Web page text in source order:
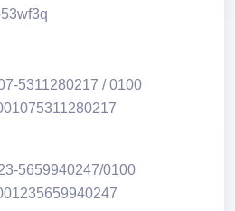
5311280217 / 0100
5659940247/0100